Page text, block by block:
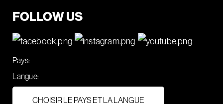
FOLLOW US
Pays:
Langue:
CHOISIR LE PAYS ET LA LANGUE